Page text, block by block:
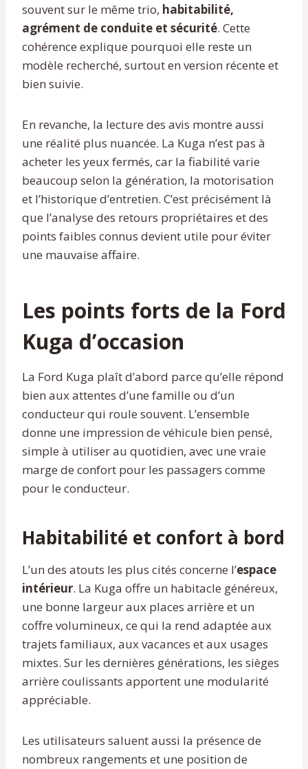
souvent sur le même trio, habitabilité,
agrément de conduite et sécurité. Cette
cohérence explique pourquoi elle reste un
modèle recherché, surtout en version récente et
bien suivie.
En revanche, la lecture des avis montre aussi
une réalité plus nuancée. La Kuga n’est pas à
acheter les yeux fermés, car la fiabilité varie
beaucoup selon la génération, la motorisation
et l’historique d’entretien. C’est précisément là
que l’analyse des retours propriétaires et des
points faibles connus devient utile pour éviter
une mauvaise affaire.
Les points forts de la Ford
Kuga d’occasion
La Ford Kuga plaît d’abord parce qu’elle répond
bien aux attentes d’une famille ou d’un
conducteur qui roule souvent. L’ensemble
donne une impression de véhicule bien pensé,
simple à utiliser au quotidien, avec une vraie
marge de confort pour les passagers comme
pour le conducteur.
Habitabilité et confort à bord
L’un des atouts les plus cités concerne l’espace
intérieur. La Kuga offre un habitacle généreux,
une bonne largeur aux places arrière et un
coffre volumineux, ce qui la rend adaptée aux
trajets familiaux, aux vacances et aux usages
mixtes. Sur les dernières générations, les sièges
arrière coulissants apportent une modularité
appréciable.
Les utilisateurs saluent aussi la présence de
nombreux rangements et une position de